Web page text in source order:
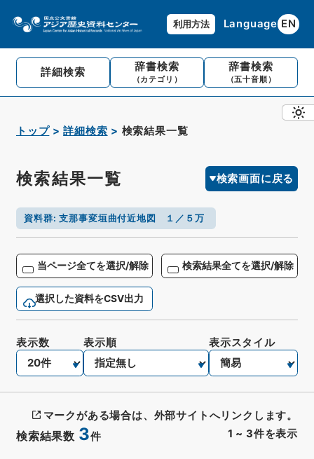
利用方法 Language EN
詳細検索 辞書検索
（カテゴリ）
辞書検索
（五十音順）
トップ 詳細検索 検索結果一覧
検索結果一覧 検索画面に戻る
資料群:支那事変垣曲付近地図 １／５万
当ページ全てを選択/解除 検索結果全てを選択/解除
選択した資料をCSV出力
検索結果数 3件 1 ~ 3件を表示
表示数 表示順 表示スタイル
マークがある場合は、外部サイトへリンクします。